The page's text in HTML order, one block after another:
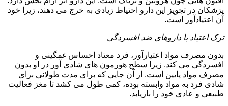
پزشکان در تجویز این دارو احتیاط زیادی به خرج می دهند، زیرا خود
آن اعتیادآور است.
ترک اعتیاد با داروهای ضد افسردگی
بدون مصرف مواد اعتیارآور، فرد معتاد احساس غمگینی و
افسردگی می کند. زیرا سطح هورمون های شادی آور در او بدون
مصرف مواد پایین است. از آن جایی که برای مدت طولانی برای
شادی فرد به مواد وابسته بوده، کمی طول می کشد تا مغز فعالیت
طبیعی و عادی خود را بازیابد.